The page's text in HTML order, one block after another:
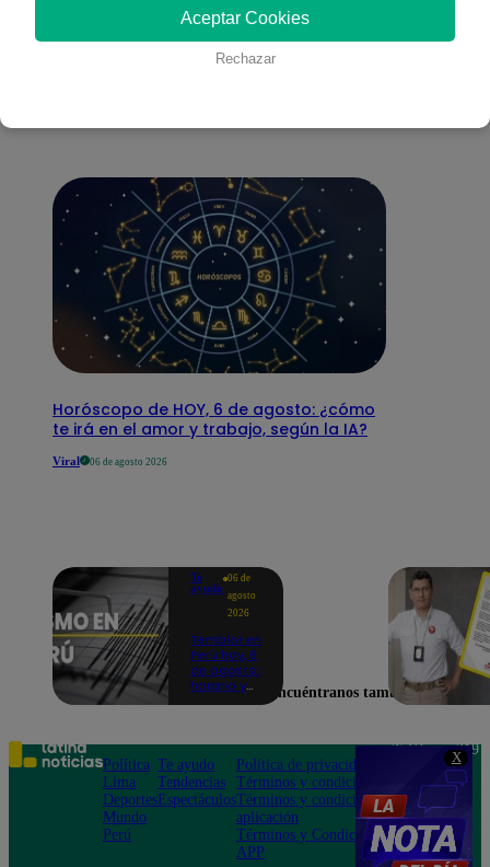
X
También te puede
Horóscopo de HOY, 6 de agosto: ¿cómo
te irá en el amor y trabajo, según la IA?
Viral 06 de agosto 2026
Te
ayudo
06 de
agosto
2026
Temblor en
Perú hoy, 6
de agosto:
horario y
según IGP
Aceptar Cookies
Rechazar
Encuéntranos también en
Política
Lima
Deportes
Mundo
Perú
Te ayudo
Tendencias
Espectáculos
Política de privacidad
Términos y condiciones
Términos y condiciones
aplicación
Términos y Condiciones
APP
Teléfono: 219
Av. San
Felipe 968
Jesús María